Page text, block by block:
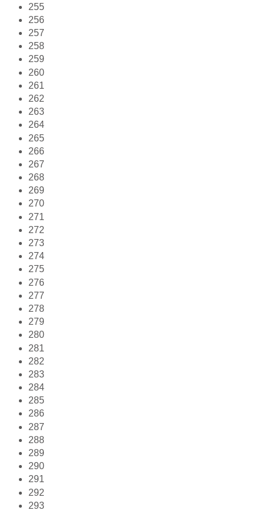
255
256
257
258
259
260
261
262
263
264
265
266
267
268
269
270
271
272
273
274
275
276
277
278
279
280
281
282
283
284
285
286
287
288
289
290
291
292
293